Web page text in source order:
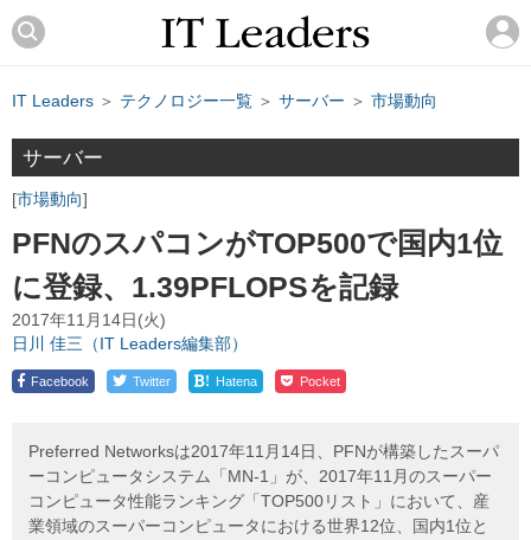
IT Leaders ＞ テクノロジー一覧 ＞ サーバー ＞ 市場動向
サーバー
市場動向
PFNのスパコンがTOP500で国内1位
に登録、1.39PFLOPSを記録
2017年11月14日(火)
日川 佳三（IT Leaders編集部）
Facebook Twitter ! Hatena Pocket
Preferred Networksは2017年11月14日、PFNが構築したスーパ
ーコンピュータシステム「MN-1」が、2017年11月のスーパー
コンピュータ性能ランキング「TOP500リスト」において、産
業領域のスーパーコンピュータにおける世界12位、国内1位と